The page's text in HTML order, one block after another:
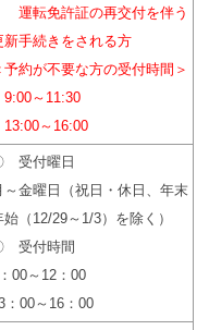
運転免許証の再交付を伴う
新手続きをされる方
予約が不要な方の受付時間＞
9:00～11:30
13:00～16:00
受付曜日
～金曜日（祝日・休日、年末
始（12/29～1/3）を除く）
受付時間
00～12：00
：00～16：00